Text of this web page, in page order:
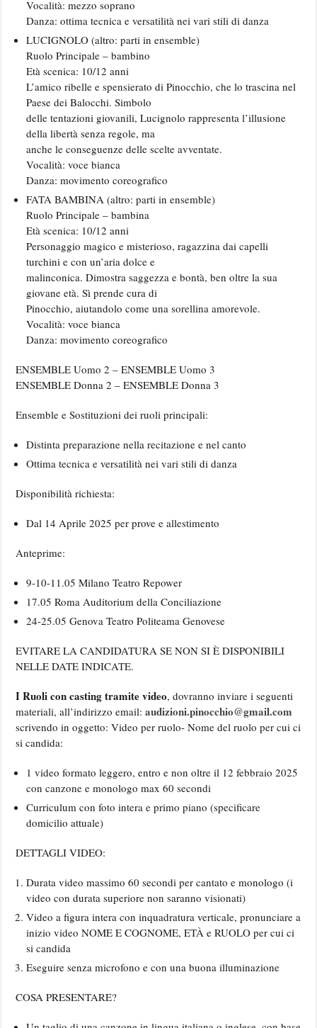
Vocalità: mezzo soprano
Danza: ottima tecnica e versatilità nei vari stili di danza
LUCIGNOLO (altro: parti in ensemble)
Ruolo Principale – bambino
Età scenica: 10/12 anni
L’amico ribelle e spensierato di Pinocchio, che lo trascina nel
Paese dei Balocchi. Simbolo
delle tentazioni giovanili, Lucignolo rappresenta l’illusione
della libertà senza regole, ma
anche le conseguenze delle scelte avventate.
Vocalità: voce bianca
Danza: movimento coreografico
FATA BAMBINA (altro: parti in ensemble)
Ruolo Principale – bambina
Età scenica: 10/12 anni
Personaggio magico e misterioso, ragazzina dai capelli
turchini e con un’aria dolce e
malinconica. Dimostra saggezza e bontà, ben oltre la sua
giovane età. Sì prende cura di
Pinocchio, aiutandolo come una sorellina amorevole.
Vocalità: voce bianca
Danza: movimento coreografico
ENSEMBLE Uomo 2 – ENSEMBLE Uomo 3
ENSEMBLE Donna 2 – ENSEMBLE Donna 3
Ensemble e Sostituzioni dei ruoli principali:
Distinta preparazione nella recitazione e nel canto
Ottima tecnica e versatilità nei vari stili di danza
Disponibilità richiesta:
Dal 14 Aprile 2025 per prove e allestimento
Anteprime:
9-10-11.05 Milano Teatro Repower
17.05 Roma Auditorium della Conciliazione
24-25.05 Genova Teatro Politeama Genovese
EVITARE LA CANDIDATURA SE NON SI È DISPONIBILI
NELLE DATE INDICATE.
I Ruoli con casting tramite video, dovranno inviare i seguenti
materiali, all’indirizzo email: audizioni.pinocchio@gmail.com
scrivendo in oggetto: Video per ruolo- Nome del ruolo per cui ci
si candida:
1 video formato leggero, entro e non oltre il 12 febbraio 2025
con canzone e monologo max 60 secondi
Curriculum con foto intera e primo piano (specificare
domicilio attuale)
DETTAGLI VIDEO:
Durata video massimo 60 secondi per cantato e monologo (i
video con durata superiore non saranno visionati)
Video a figura intera con inquadratura verticale, pronunciare a
inizio video NOME E COGNOME, ETÀ e RUOLO per cui ci
si candida
Eseguire senza microfono e con una buona illuminazione
COSA PRESENTARE?